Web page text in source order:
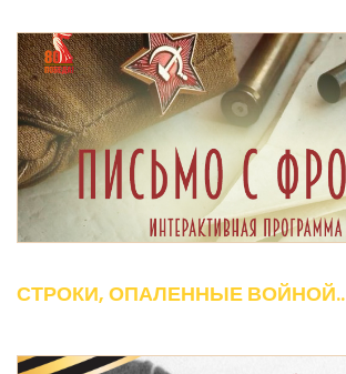
СТРОКИ, ОПАЛЕННЫЕ ВОЙНОЙ..